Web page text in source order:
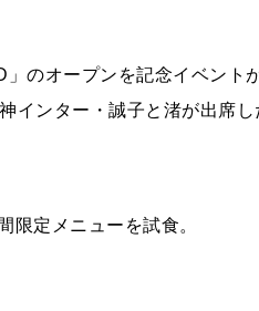
のオープンを記念イベント
インター・誠子と渚が出席し
限定メニューを試食。